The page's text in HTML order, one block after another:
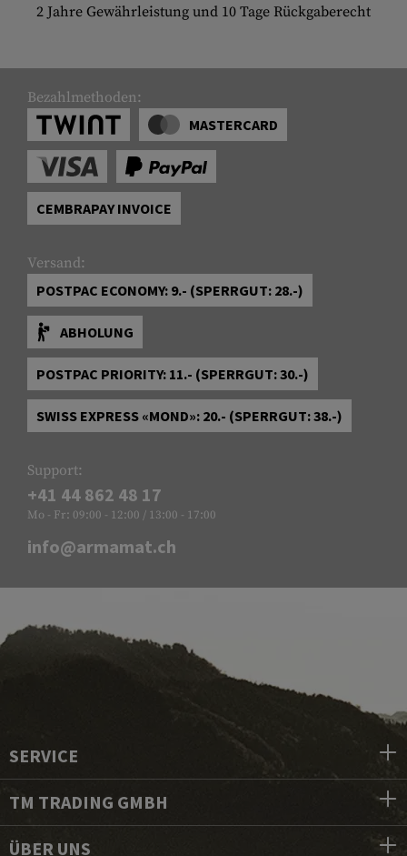
2 Jahre Gewährleistung und 10 Tage Rückgaberecht
Bezahlmethoden:
MASTERCARD
CEMBRAPAY INVOICE
Versand:
POSTPAC ECONOMY: 9.- (SPERRGUT: 28.-)
ABHOLUNG
POSTPAC PRIORITY: 11.- (SPERRGUT: 30.-)
SWISS EXPRESS «MOND»: 20.- (SPERRGUT: 38.-)
Support:
+41 44 862 48 17
Mo - Fr: 09:00 - 12:00 / 13:00 - 17:00
info@armamat.ch
SERVICE
TM TRADING GMBH
ÜBER UNS